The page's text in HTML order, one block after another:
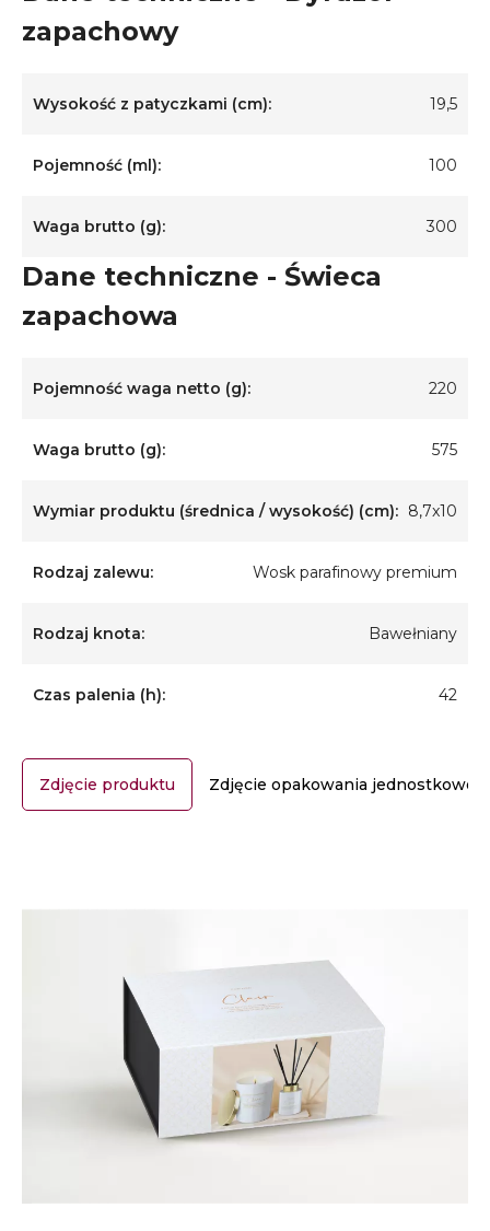
zapachowy
Wysokość z patyczkami (cm): 19,5
Pojemność (ml): 100
Waga brutto (g): 300
Dane techniczne - Świeca
zapachowa
Pojemność waga netto (g): 220
Waga brutto (g): 575
Wymiar produktu (średnica / wysokość) (cm): 8,7x10
Rodzaj zalewu: Wosk parafinowy premium
Rodzaj knota: Bawełniany
Czas palenia (h): 42
Zdjęcie produktu Zdjęcie opakowania